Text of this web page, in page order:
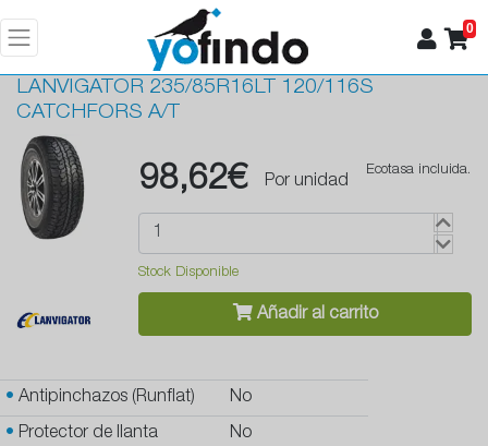
0
LANVIGATOR 235/85R16LT 120/116S
CATCHFORS A/T
98,62€ Por unidad
Ecotasa incluida.
Stock Disponible
Añadir al carrito
• Antipinchazos (Runflat) No
• Protector de llanta No